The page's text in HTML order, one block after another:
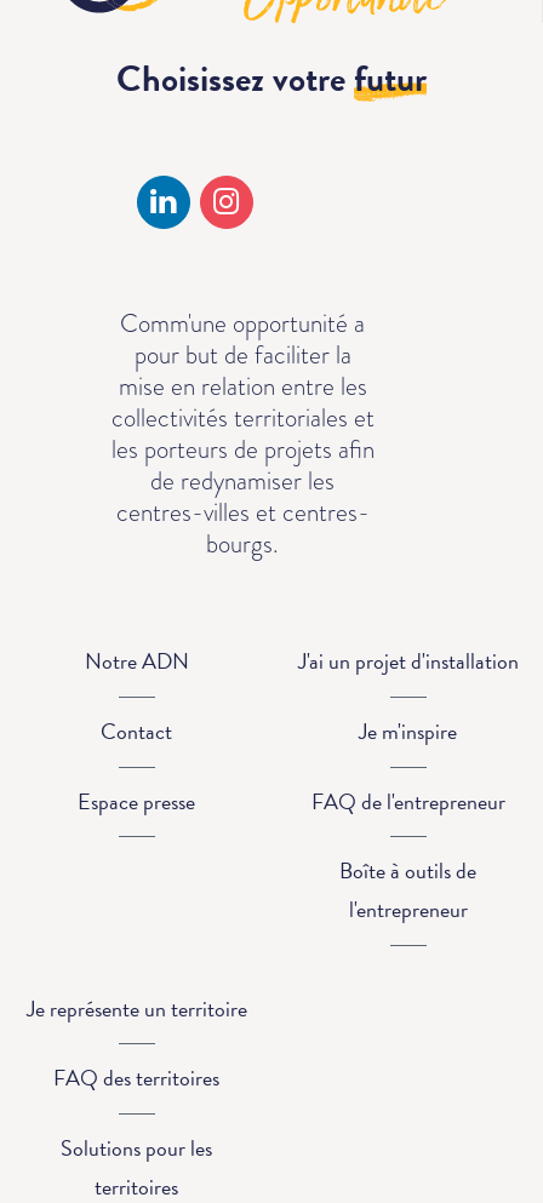
Choisissez votrefutur
Comm'une opportunité a
pour but de faciliter la
mise en relation entre les
collectivités territoriales et
les porteurs de projets afin
de redynamiser les
centres-villes et centres-
bourgs.
Notre ADN
Contact
Espace presse
J'ai un projet d'installation
Je m'inspire
FAQ de l'entrepreneur
Boîte à outils de
l'entrepreneur
Je représente un territoire
FAQ des territoires
Solutions pour les
territoires